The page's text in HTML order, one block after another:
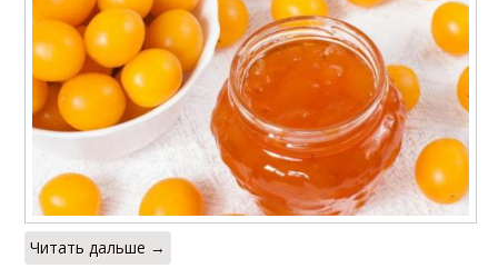
Читать дальше →